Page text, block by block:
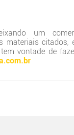
um
materiais citados,
vontade de